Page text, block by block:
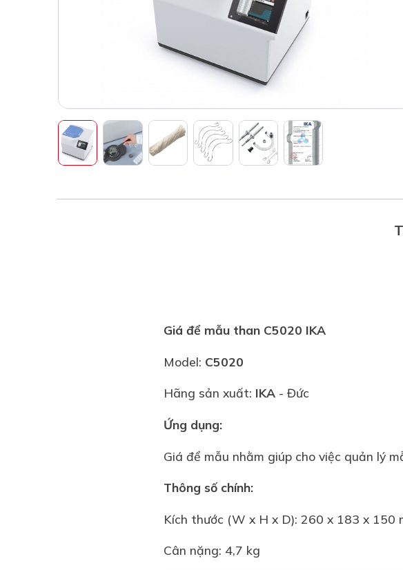
Giá để mẫu than C5020 IKA
Model: C5020
Hãng sản xuất: IKA - Đức
Ứng dụng:
Giá để mẫu nhằm giúp cho việc quản lý
Thông số chính:
Kích thước (W x H x D): 260 x 183 x 150
Cân nặng: 4,7 kg